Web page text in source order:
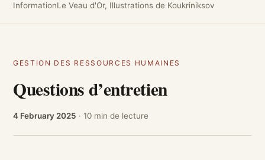
InformationLe Veau d'Or, Illustrations de Koukriniksov
GESTION DES RESSOURCES HUMAINES
Questions d’entretien
4 February 2025 · 10 min de lecture